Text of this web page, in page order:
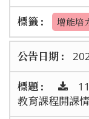
增能培
教育課程開課